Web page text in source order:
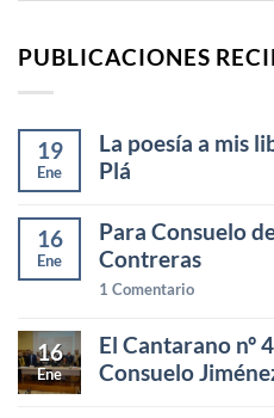
PUBLICACIONES
19
Ene
La poesía a mis
Plá
16
Ene
Para Consuelo
Contreras
1 Comentario
16
Ene
El Cantarano nº
Consuelo